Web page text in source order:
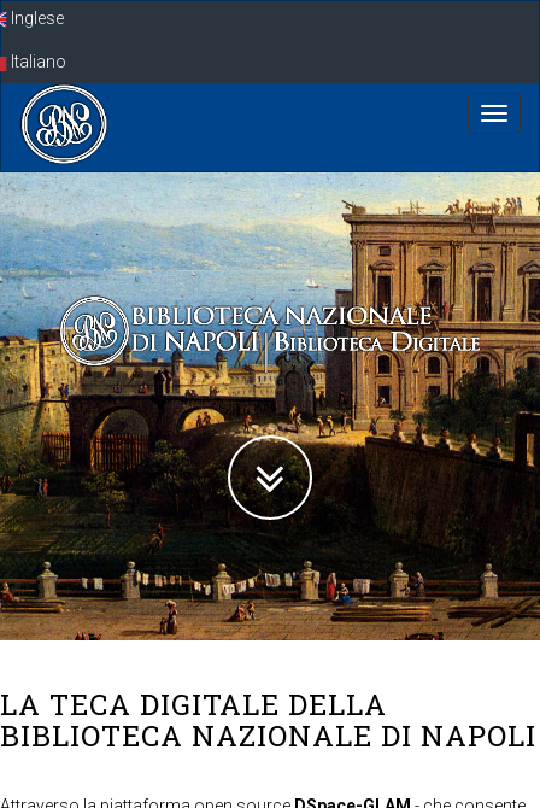
SkipInglese
Italiano
LA TECA DIGITALE DELLA
BIBLIOTECA NAZIONALE DI NAPOLI